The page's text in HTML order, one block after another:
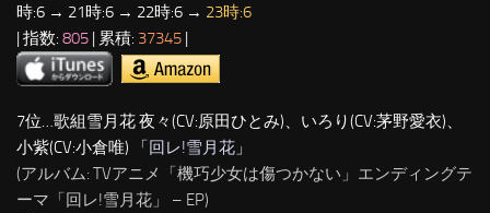
時:6 → 21時:6 → 22時:6 → 23時:6
| 指数: 805 | 累積: 37345
7位…歌組雪月花 夜々(CV:原田ひとみ)、いろり(CV:茅野愛衣)、
小紫(CV:小倉唯) 「回レ!雪月花 」
(アルバム: TVアニメ「機巧少女は傷つかない」エンディングテ
ーマ「回レ!雪月花」 – EP)